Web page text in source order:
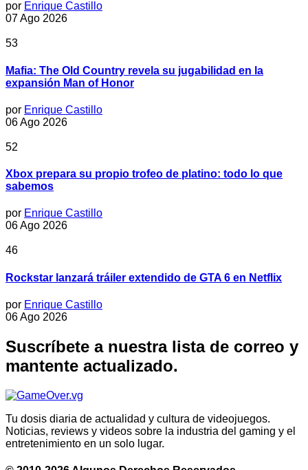
por Enrique Castillo
07 Ago 2026
53
Mafia: The Old Country revela su jugabilidad en la
expansión Man of Honor
por Enrique Castillo
06 Ago 2026
52
Xbox prepara su propio trofeo de platino: todo lo que
sabemos
por Enrique Castillo
06 Ago 2026
46
Rockstar lanzará tráiler extendido de GTA 6 en Netflix
por Enrique Castillo
06 Ago 2026
Suscríbete a nuestra lista de correo y
mantente actualizado.
Tu dosis diaria de actualidad y cultura de videojuegos.
Noticias, reviews y videos sobre la industria del gaming y el
entretenimiento en un solo lugar.